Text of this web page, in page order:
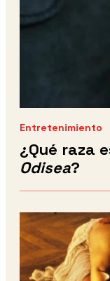
Entretenimiento
¿Qué raza
Odisea?